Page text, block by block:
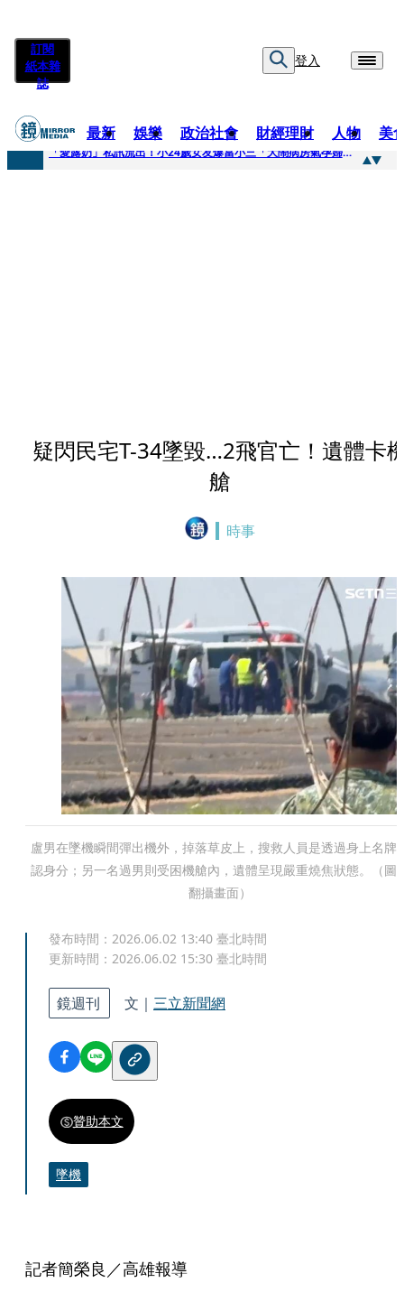
訂閱
紙本雜
誌
登入
最新 娛樂 政治社會 財經理財 人物 美
快訊
「愛露奶」私訊流出！小24歲女友爆當小三「大鬧病房氣孕婦」 姜厚任不忍回應了
疑閃民宅T-34墜毀…2飛官亡！遺體卡
艙
時事
盧男在墜機瞬間彈出機外，掉落草皮上，搜救人員是透過身上名牌
認身分；另一名過男則受困機艙內，遺體呈現嚴重燒焦狀態。（圖
翻攝畫面）
發布時間： 2026.06.02 13:40 臺北時間
更新時間： 2026.06.02 15:30 臺北時間
鏡週刊 文｜ 三立新聞網
贊助本文
墜機
記者簡榮良／高雄報導